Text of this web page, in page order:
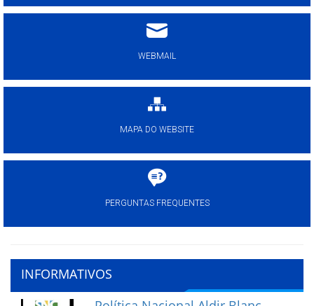
WEBMAIL
MAPA DO WEBSITE
PERGUNTAS FREQUENTES
INFORMATIVOS